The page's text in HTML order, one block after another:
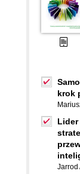
krok
Lider
Jarrod